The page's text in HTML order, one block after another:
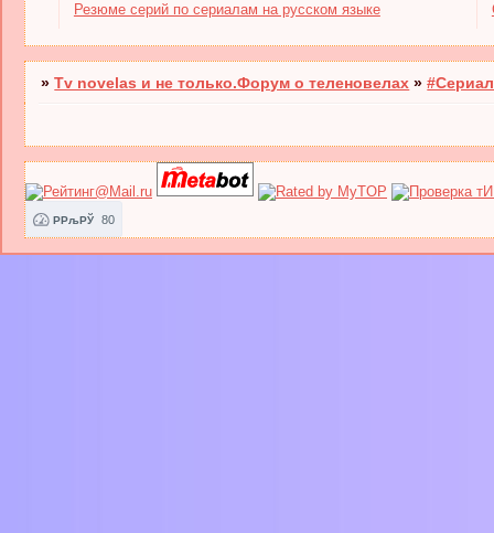
Резюме серий по сериалам на русском языке
»Tv novelas и не только.Форум о теленовелах »
РРљРЎ 80